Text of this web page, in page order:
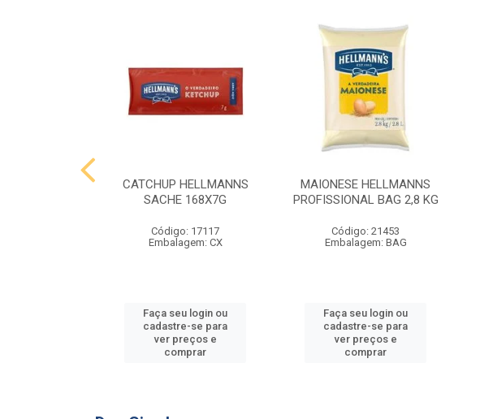
CATCHUP HELLMANNS
SACHE 168X7G
Código: 17117
Embalagem: CX
Faça seu login ou
cadastre-se para
ver preços e
comprar
MAIONESE HELLMANNS
PROFISSIONAL BAG 2,8 KG
Código: 21453
Embalagem: BAG
Faça seu login ou
cadastre-se para
ver preços e
comprar